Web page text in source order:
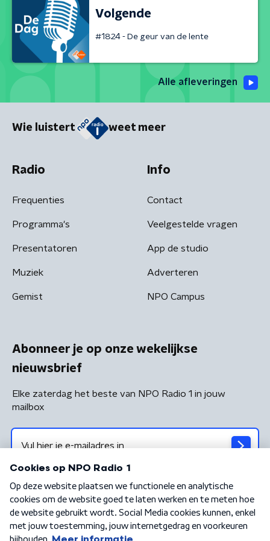
Volgende
#1824 - De geur van de lente
Alle afleveringen
Wie luistert weet meer
Radio
Frequenties
Programma's
Presentatoren
Muziek
Gemist
Info
Contact
Veelgestelde vragen
App de studio
Adverteren
NPO Campus
Abonneer je op onze wekelijkse
nieuwsbrief
Elke zaterdag het beste van NPO Radio 1 in jouw
mailbox
Algemene voorwaarden